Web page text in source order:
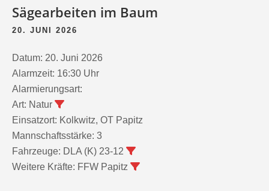
Sägearbeiten im Baum
20. JUNI 2026
Datum: 20. Juni 2026
Alarmzeit: 16:30 Uhr
Alarmierungsart:
Art: Natur
Einsatzort: Kolkwitz, OT Papitz
Mannschaftsstärke: 3
Fahrzeuge: DLA (K) 23-12
Weitere Kräfte: FFW Papitz